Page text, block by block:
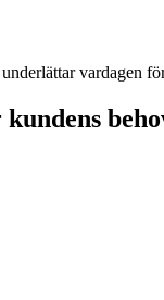
vardagen